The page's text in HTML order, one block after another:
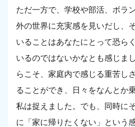
ただ一方で、学校や部活、ボラ
外の世界に充実感を見いだし、
いることはあなたにとって恐ら
いるのではないかなとも感じま
らこそ、家庭内で感じる重苦し
ることができ、日々をなんとか
私は捉えました。でも、同時に
に「家に帰りたくない」という